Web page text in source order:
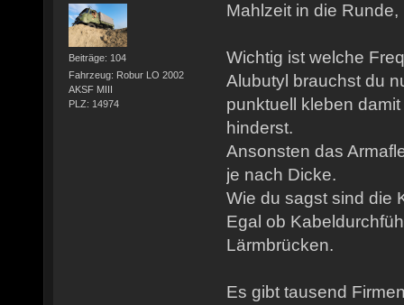
Beiträge: 104
Fahrzeug: Robur LO 2002
AKSF MIII
PLZ: 14974
Mahlzeit in die Runde,
Wichtig ist welche
Alubutyl brauchst du
punktuell kleben
hinderst.
Ansonsten das
je nach Dicke.
Wie du sagst sind die
Egal ob
Lärmbrücken.
Es gibt tausend